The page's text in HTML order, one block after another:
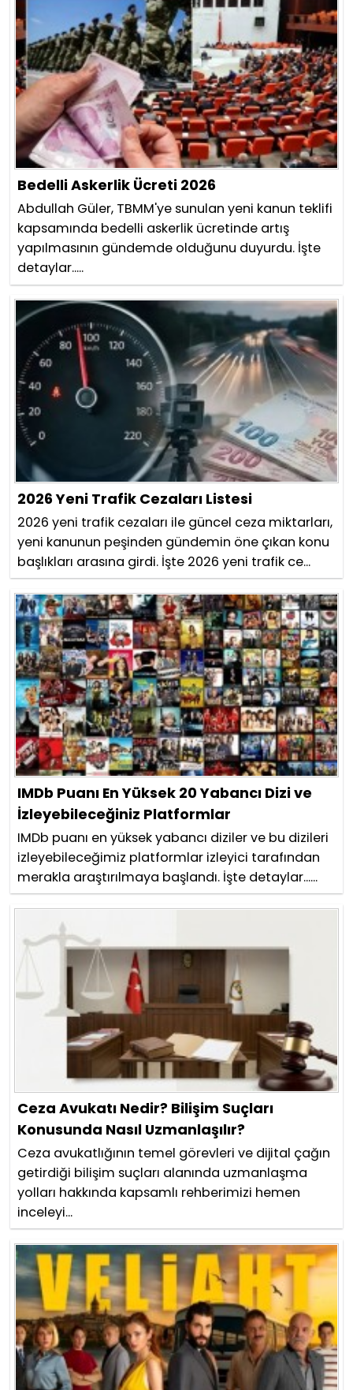
Bedelli Askerlik Ücreti 2026
Abdullah Güler, TBMM'ye sunulan yeni kanun teklifi
kapsamında bedelli askerlik ücretinde artış
yapılmasının gündemde olduğunu duyurdu. İşte
detaylar.....
2026 Yeni Trafik Cezaları Listesi
2026 yeni trafik cezaları ile güncel ceza miktarları,
yeni kanunun peşinden gündemin öne çıkan konu
başlıkları arasına girdi. İşte 2026 yeni trafik ce...
IMDb Puanı En Yüksek 20 Yabancı Dizi ve
İzleyebileceğiniz Platformlar
IMDb puanı en yüksek yabancı diziler ve bu dizileri
izleyebileceğimiz platformlar izleyici tarafından
merakla araştırılmaya başlandı. İşte detaylar......
Ceza Avukatı Nedir? Bilişim Suçları
Konusunda Nasıl Uzmanlaşılır?
Ceza avukatlığının temel görevleri ve dijital çağın
getirdiği bilişim suçları alanında uzmanlaşma
yolları hakkında kapsamlı rehberimizi hemen
inceleyi...